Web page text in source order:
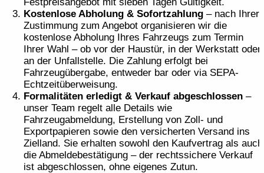
Kostenlose Abholung & Sofortzahlung – nach Ihrer
Zustimmung zum Angebot organisieren wir die
kostenlose Abholung Ihres Fahrzeugs zum Termin
Ihrer Wahl – ob vor der Haustür, in der Werkstatt oder
an der Unfallstelle. Die Zahlung erfolgt bei
Fahrzeugübergabe, entweder bar oder via SEPA-
Echtzeitüberweisung.
Formalitäten erledigt & Verkauf abgeschlossen –
unser Team regelt alle Details wie
Fahrzeugabmeldung, Erstellung von Zoll- und
Exportpapieren sowie den versicherten Versand ins
Zielland. Sie erhalten sowohl den Kaufvertrag als auch
die Abmeldebestätigung – der rechtssichere Verkauf
ist abgeschlossen, ohne eigenes Zutun.